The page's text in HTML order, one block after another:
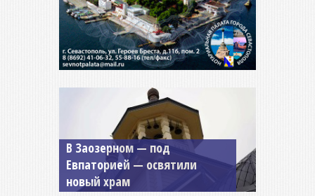
Мужской монастырь Косьмы
и Дамиана в Крыму вновь
открыт для посещения